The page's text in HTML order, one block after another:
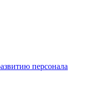
персонала